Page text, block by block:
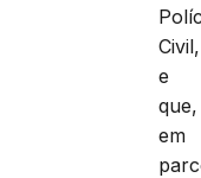
Civil,
e
que,
em